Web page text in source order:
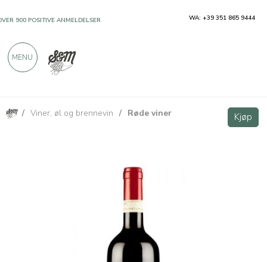
/ Viner, øl og brennevin / Røde viner Kjøp
Lessona DOC Tenuta Sella 750ml Kjøp
900 POSITIVE ANMELDELSER WA: +39 351 865 9444
MENU